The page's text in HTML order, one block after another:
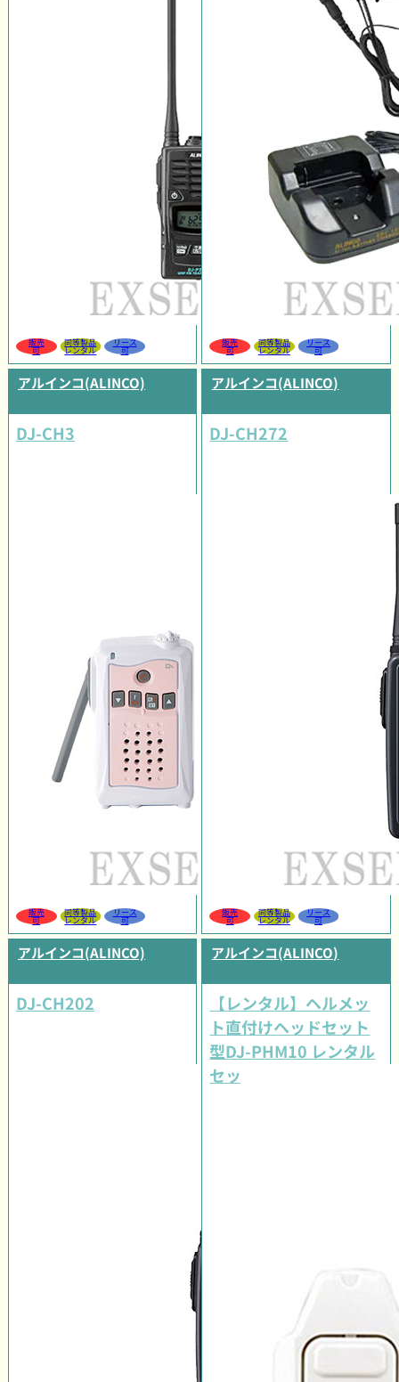
販売
可
同等製品
レンタル
リース
可
販売
可
同等製品
レンタル
リース
可
アルインコ(ALINCO)
DJ-CH3
販売
可
同等製品
レンタル
リース
可
アルインコ(ALINCO)
DJ-CH272
販売
可
同等製品
レンタル
リース
可
アルインコ(ALINCO)
DJ-CH202
アルインコ(ALINCO)
【レンタル】ヘルメッ
ト直付けヘッドセット
型DJ-PHM10 レンタル
セット